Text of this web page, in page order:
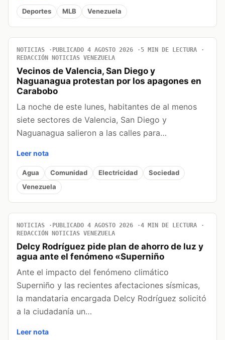
Deportes MLB Venezuela
NOTICIAS PUBLICADO 4 AGOSTO 2026
5 MIN DE LECTURA
REDACCIÓN NOTICIAS VENEZUELA
Vecinos de Valencia, San Diego y
Naguanagua protestan por los apagones en
Carabobo
La noche de este lunes, habitantes de al menos
siete sectores de Valencia, San Diego y
Naguanagua salieron a las calles para…
Leer nota
Agua Comunidad Electricidad
Sociedad
Venezuela
NOTICIAS PUBLICADO 4 AGOSTO 2026
4 MIN DE LECTURA
REDACCIÓN NOTICIAS VENEZUELA
Delcy Rodríguez pide plan de ahorro de luz y
agua ante el fenómeno «Superniño
Ante el impacto del fenómeno climático
Superniño y las recientes afectaciones sísmicas,
la mandataria encargada Delcy Rodríguez solicitó
a la ciudadanía un…
Leer nota